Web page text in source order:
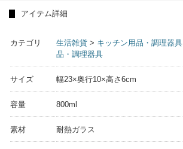
アイテム詳細
カテゴリ 生活雑貨 > キッチン用品・調理器具
品・調理器具
サイズ 幅23×奥行10×高さ6cm
容量 800ml
素材 耐熱ガラス